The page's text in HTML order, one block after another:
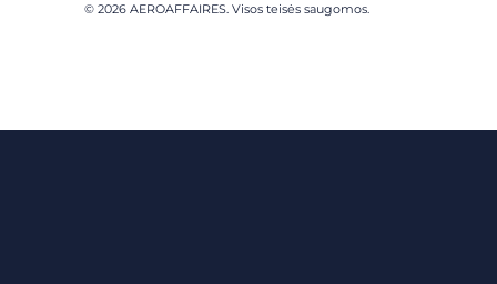
© 2026 AEROAFFAIRES. Visos teisės saugomos.